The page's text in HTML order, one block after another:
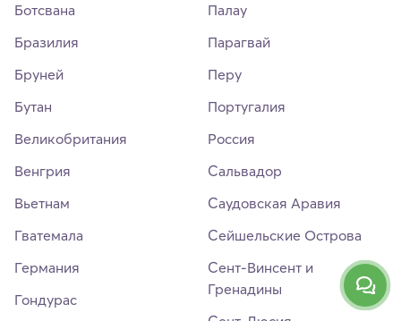
Ботсвана
Бразилия
Бруней
Бутан
Великобритания
Венгрия
Вьетнам
Гватемала
Германия
Гондурас
Палау
Парагвай
Перу
Португалия
Россия
Сальвадор
Саудовская Аравия
Сейшельские Острова
Сент-Винсент и
Гренадины